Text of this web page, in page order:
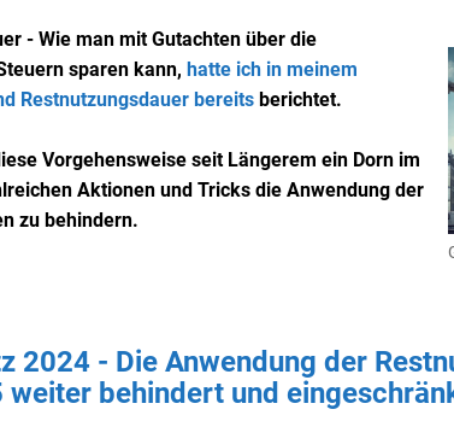
- Wie man mit Gutachten über die
sparen kann, hatte ich in meinem
Restnutzungsdauer bereits berichtet.
Vorgehensweise seit Längerem ein Dorn im
Aktionen und Tricks die Anwendung der
zu behindern.
2024 - Die Anwendung der
behindert und